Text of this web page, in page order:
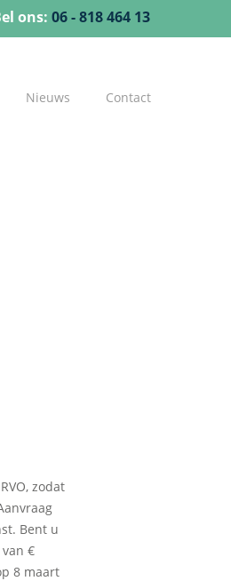
ons: 06 - 818 464 13
Nieuws Contact
zodat
Bent u
€
8 maart